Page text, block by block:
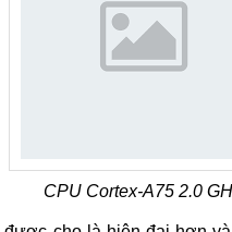
CPU Cortex-A75 2.0